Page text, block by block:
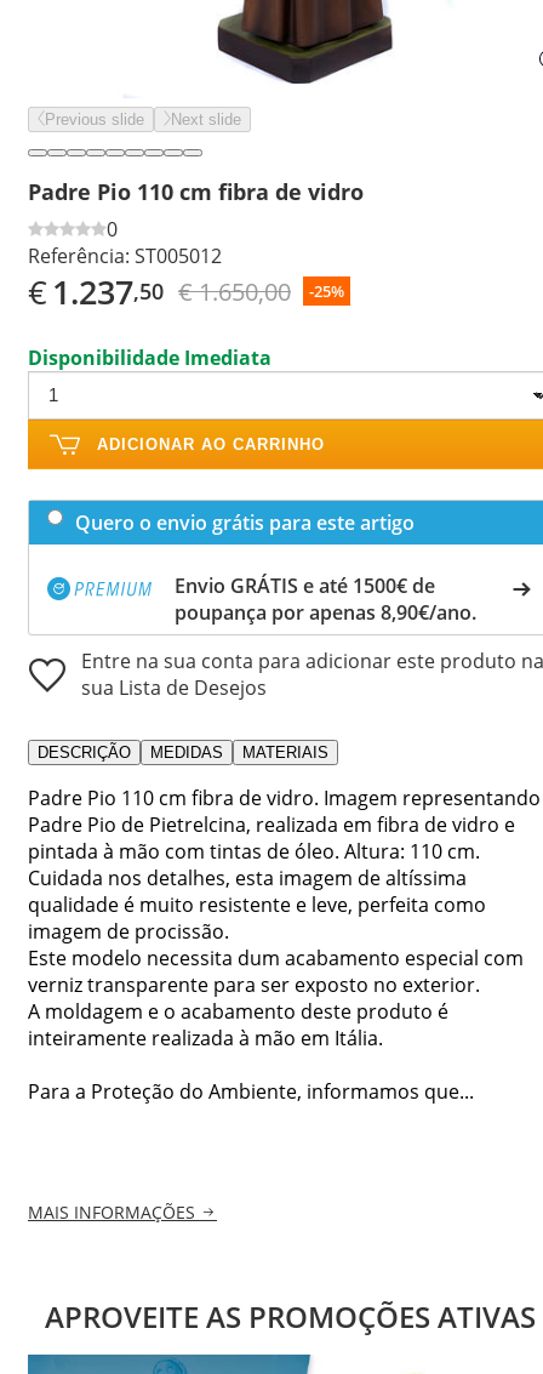
Previous slide Next slide
Padre Pio 110 cm fibra de vidro
0
Referência: ST005012
€1.237,50 € 1.650,00 -25%
Disponibilidade Imediata
ADICIONAR AO CARRINHO
Quero o envio grátis para este artigo
Envio GRÁTIS e até 1500€ de
poupança por apenas 8,90€/ano.
Entre na sua conta para adicionar este produto na
sua Lista de Desejos
DESCRIÇÃO MEDIDAS MATERIAIS
Padre Pio 110 cm fibra de vidro. Imagem representando
Padre Pio de Pietrelcina, realizada em fibra de vidro e
pintada à mão com tintas de óleo. Altura: 110 cm.
Cuidada nos detalhes, esta imagem de altíssima
qualidade é muito resistente e leve, perfeita como
imagem de procissão.
Este modelo necessita dum acabamento especial com
verniz transparente para ser exposto no exterior.
A moldagem e o acabamento deste produto é
inteiramente realizada à mão em Itália.
Para a Proteção do Ambiente, informamos que...
MAIS INFORMAÇÕES
APROVEITE AS PROMOÇÕES ATIVAS